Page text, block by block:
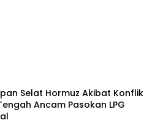
Selat Hormuz Akibat Konflik
Ancam Pasokan LPG